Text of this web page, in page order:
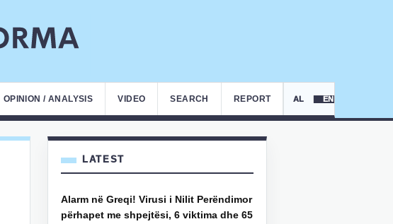
OPINION / ANALYSIS VIDEO SEARCH REPORT AL EN
LATEST
Alarm në Greqi! Virusi i Nilit Perëndimor
përhapet me shpejtësi, 6 viktima dhe 65